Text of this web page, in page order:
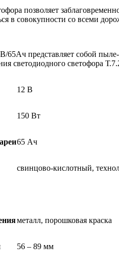
позволяет
в совокупности со всеми
65Ач представляет собой
светодиодного светофора
12 В
150 Вт
65 Ач
свинцово-кислотный,
металл, порошковая краска
56 – 89 мм